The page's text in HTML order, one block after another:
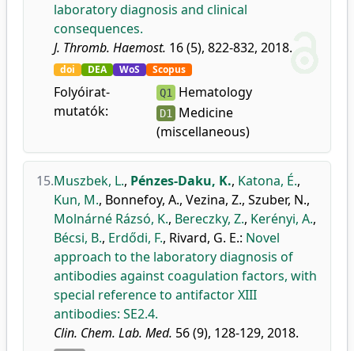
laboratory diagnosis and clinical
consequences.
J. Thromb. Haemost. 16 (5), 822-832, 2018.
doi DEA WoS Scopus
Folyóirat-
mutatók:
Q1 Hematology
D1
Medicine
(miscellaneous)
15.Muszbek, L., Pénzes-Daku, K., Katona, É.,
Kun, M., Bonnefoy, A., Vezina, Z., Szuber, N.,
Molnárné Rázsó, K., Bereczky, Z., Kerényi, A.,
Bécsi, B., Erdődi, F., Rivard, G. E.: Novel
approach to the laboratory diagnosis of
antibodies against coagulation factors, with
special reference to antifactor XIII
antibodies: SE2.4.
Clin. Chem. Lab. Med. 56 (9), 128-129, 2018.